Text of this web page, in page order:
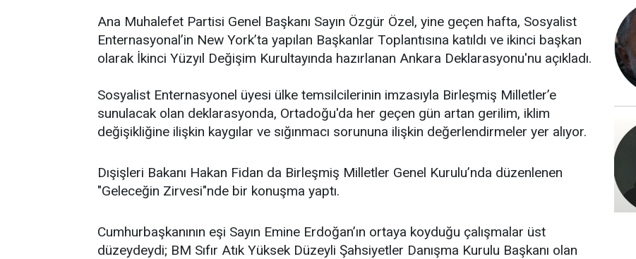
Ana Muhalefet Partisi Genel Başkanı Sayın Özgür Özel, yine geçen hafta, Sosyalist
Enternasyonal’in New York’ta yapılan Başkanlar Toplantısına katıldı ve ikinci başkan
olarak İkinci Yüzyıl Değişim Kurultayında hazırlanan Ankara Deklarasyonu'nu açıkladı.
Sosyalist Enternasyonel üyesi ülke temsilcilerinin imzasıyla Birleşmiş Milletler’e
sunulacak olan deklarasyonda, Ortadoğu'da her geçen gün artan gerilim, iklim
değişikliğine ilişkin kaygılar ve sığınmacı sorununa ilişkin değerlendirmeler yer alıyor.
Dışişleri Bakanı Hakan Fidan da Birleşmiş Milletler Genel Kurulu’nda düzenlenen
"Geleceğin Zirvesi"nde bir konuşma yaptı.
Cumhurbaşkanının eşi Sayın Emine Erdoğan’ın ortaya koyduğu çalışmalar üst
düzeydeydi; BM Sıfır Atık Yüksek Düzeyli Şahsiyetler Danışma Kurulu Başkanı olan